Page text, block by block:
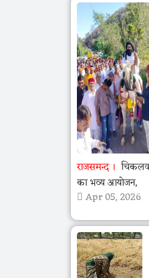
राजसमन्द
का भव्य आयोजन,
Apr 05, 2026